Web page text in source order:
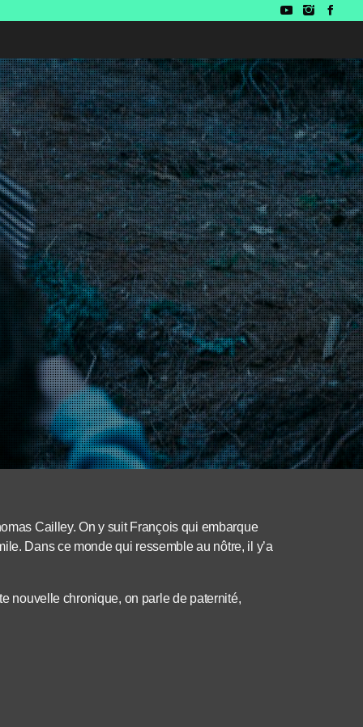
Cailley. On y suit François qui embarque
Dans ce monde qui ressemble au nôtre, il y’a
nouvelle chronique, on parle de paternité,